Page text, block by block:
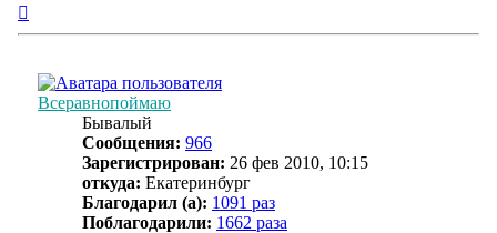
Всеравнопоймаю
Бывалый
Сообщения: 966
Зарегистрирован: 26 фев 2010, 10:15
откуда: Екатеринбург
Благодарил (а): 1091 раз
Поблагодарили: 1662 раза